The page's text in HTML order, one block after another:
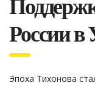
России в
Эпоха Тихонова